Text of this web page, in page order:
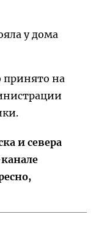
у дома
на
и севера